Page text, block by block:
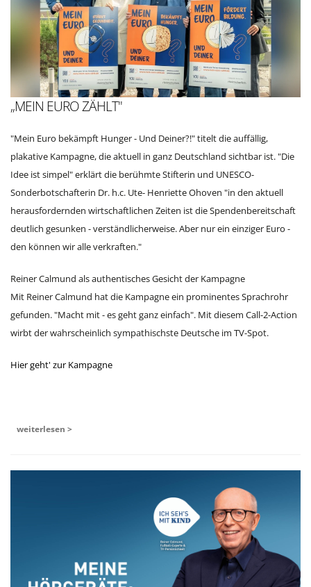
„MEIN EURO ZÄHLT"
"Mein Euro bekämpft Hunger - Und Deiner?!" titelt die auffällig,
plakative Kampagne, die aktuell in ganz Deutschland sichtbar ist. "Die
Idee ist simpel" erklärt die berühmte Stifterin und UNESCO-
Sonderbotschafterin Dr. h.c. Ute- Henriette Ohoven "in den aktuell
herausfordernden wirtschaftlichen Zeiten ist die Spendenbereitschaft
deutlich gesunken - verständlicherweise. Aber nur ein einziger Euro -
den können wir alle verkraften."
Reiner Calmund als authentisches Gesicht der Kampagne
Mit Reiner Calmund hat die Kampagne ein prominentes Sprachrohr
gefunden. "Macht mit - es geht ganz einfach". Mit diesem Call-2-Action
wirbt der wahrscheinlich sympathischste Deutsche im TV-Spot.
Hier geht' zur Kampagne
weiterlesen >